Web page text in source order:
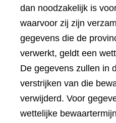
dan noodzakelijk is
waarvoor zij zijn
gegevens die de
verwerkt, geldt een
De gegevens zullen in
verstrijken van die
verwijderd. Voor
wettelijke